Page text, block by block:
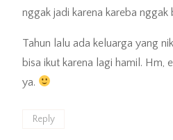
nggak jadi karena kareba nggak
Tahun lalu ada keluarga yang
bisa ikut karena lagi hamil. Hm,
ya.
Reply